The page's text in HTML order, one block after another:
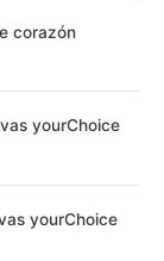
corazón
yourChoice
yourChoice